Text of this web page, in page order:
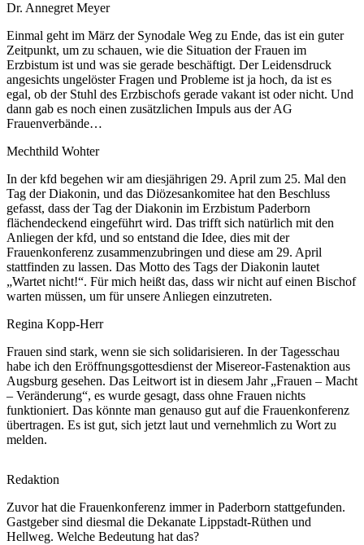
Dr. Annegret Meyer
Einmal geht im März der Synodale Weg zu Ende, das ist ein guter
Zeitpunkt, um zu schauen, wie die Situation der Frauen im
Erzbistum ist und was sie gerade beschäftigt. Der Leidensdruck
angesichts ungelöster Fragen und Probleme ist ja hoch, da ist es
egal, ob der Stuhl des Erzbischofs gerade vakant ist oder nicht. Und
dann gab es noch einen zusätzlichen Impuls aus der AG
Frauenverbände…
Mechthild Wohter
In der kfd begehen wir am diesjährigen 29. April zum 25. Mal den
Tag der Diakonin, und das Diözesankomitee hat den Beschluss
gefasst, dass der Tag der Diakonin im Erzbistum Paderborn
flächendeckend eingeführt wird. Das trifft sich natürlich mit den
Anliegen der kfd, und so entstand die Idee, dies mit der
Frauenkonferenz zusammenzubringen und diese am 29. April
stattfinden zu lassen. Das Motto des Tags der Diakonin lautet
„Wartet nicht!“. Für mich heißt das, dass wir nicht auf einen Bischof
warten müssen, um für unsere Anliegen einzutreten.
Regina Kopp-Herr
Frauen sind stark, wenn sie sich solidarisieren. In der Tagesschau
habe ich den Eröffnungsgottesdienst der Misereor-Fastenaktion aus
Augsburg gesehen. Das Leitwort ist in diesem Jahr „Frauen – Macht
– Veränderung“, es wurde gesagt, dass ohne Frauen nichts
funktioniert. Das könnte man genauso gut auf die Frauenkonferenz
übertragen. Es ist gut, sich jetzt laut und vernehmlich zu Wort zu
melden.
Redaktion
Zuvor hat die Frauenkonferenz immer in Paderborn stattgefunden.
Gastgeber sind diesmal die Dekanate Lippstadt-Rüthen und
Hellweg. Welche Bedeutung hat das?